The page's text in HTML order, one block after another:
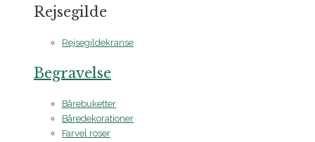
Rejsegilde
Rejsegildekranse
Begravelse
Bårebuketter
Båredekorationer
Farvel roser